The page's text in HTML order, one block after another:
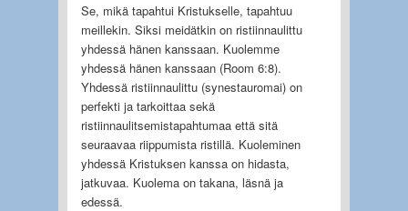
Se, mikä tapahtui Kristukselle, tapahtuu
meillekin. Siksi meidätkin on ristiinnaulittu
yhdessä hänen kanssaan. Kuolemme
yhdessä hänen kanssaan (Room 6:8).
Yhdessä ristiinnaulittu (synestauromai) on
perfekti ja tarkoittaa sekä
ristiinnaulitsemistapahtumaa että sitä
seuraavaa riippumista ristillä. Kuoleminen
yhdessä Kristuksen kanssa on hidasta,
jatkuvaa. Kuolema on takana, läsnä ja
edessä.